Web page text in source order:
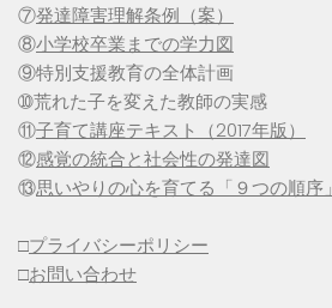
⑦発達障害理解条例（案）
⑧小学校卒業までの学力図
⑨特別支援教育の全体計画
➉荒れた子を変えた教師の実感
⑪子育て講座テキスト（2017年版）
⑫感覚の統合と社会性の発達図
⑬思いやりの心を育てる「９つの順序」
□プライバシーポリシー
□お問い合わせ